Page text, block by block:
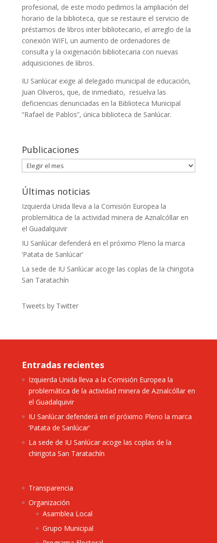
profesional, de este modo pedimos la ampliación del
horario de la biblioteca, que se restaure el servicio de
préstamos de libros inter bibliotecario, el arreglo de la
conexión WIFI, un aumento de ordenadores de
consulta y la oxigenación bibliotecaria con nuevas
adquisiciones de libros.
IU Sanlúcar exige al delegado municipal de educación,
Juan Oliveros, que, de inmediato, resuelva las
deficiencias denunciadas en la Biblioteca Municipal
“Rafael de Pablos”, única biblioteca de Sanlúcar.
Publicaciones
Publicaciones
Últimas noticias
Izquierda Unida lleva a la Comisión Europea la
problemática de la actividad minera de Aznalcóllar en
el Guadalquivir
IU Sanlúcar defenderá en el próximo Pleno la marca
‘Patata de Sanlúcar’
La sede de IU Sanlúcar acoge las coplas de la chirigota
San Taratachín
Tweets by Twitter
Entradas recientes
Izquierda Unida lleva a la Comisión Europea la
problemática de la actividad minera de Aznalcóllar en
el Guadalquivir
IU Sanlúcar defenderá en el próximo Pleno la marca
‘Patata de Sanlúcar’
La sede de IU Sanlúcar acoge las coplas de la
chirigota San Taratachín
Transparencia
Organización
Asamblea Local
Grupo Municipal